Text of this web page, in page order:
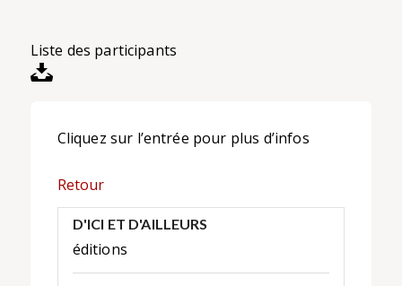
Liste des participants
Cliquez sur l’entrée pour plus d’infos
Retour
D'ICI ET D'AILLEURS
éditions